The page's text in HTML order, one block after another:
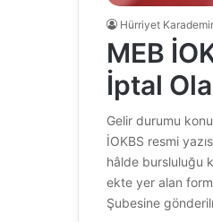
Hürriyet Karademir
MEB
İptal
Gelir durumu
İOKBS resmi
hâlde bursluluğu
ekte yer alan
Şubesine